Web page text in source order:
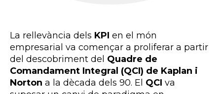
La rellevància dels KPI en el món
empresarial va començar a proliferar a partir
del descobriment del Quadre de
Comandament Integral (QCI) de Kaplan i
Norton a la dècada dels 90. El QCI va